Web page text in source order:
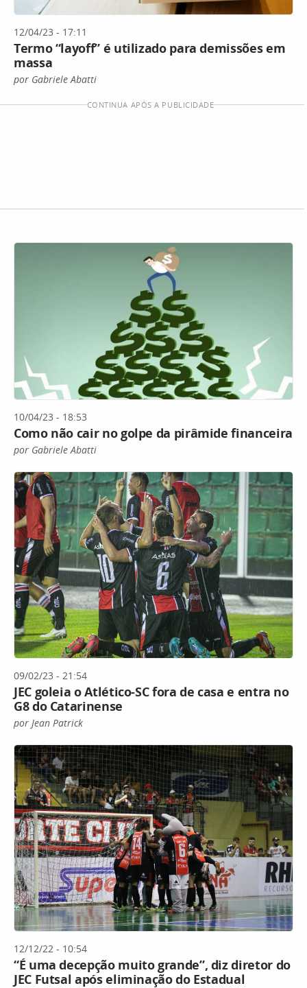
12/04/23 - 17:11
Termo “layoff” é utilizado para demissões em
massa
por Gabriele Abatti
CONTINUA APÓS A PUBLICIDADE
10/04/23 - 18:53
Como não cair no golpe da pirâmide financeira
por Gabriele Abatti
09/02/23 - 21:54
JEC goleia o Atlético-SC fora de casa e entra no
G8 do Catarinense
por Jean Patrick
12/12/22 - 10:54
“É uma decepção muito grande”, diz diretor do
JEC Futsal após eliminação do Estadual